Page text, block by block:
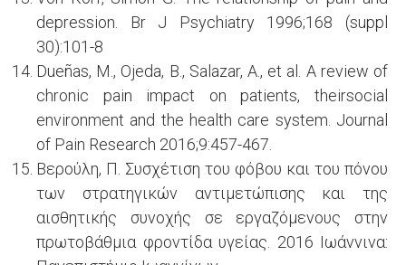
depression. Br J Psychiatry 1996;168 (suppl
30):101-8
Dueñas, M., Ojeda, B., Salazar, A., et al. A review of
chronic pain impact on patients, theirsocial
environment and the health care system. Journal
of Pain Research 2016;9:457-467.
Βερούλη, Π. Συσχέτιση του φόβου και του πόνου
των στρατηγικών αντιμετώπισης και της
αισθητικής συνοχής σε εργαζόμενους στην
πρωτοβάθμια φροντίδα υγείας. 2016 Ιωάννινα: